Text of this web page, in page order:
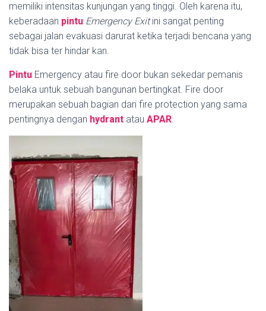
memiliki intensitas kunjungan yang tinggi. Oleh karena itu,
keberadaan pintu Emergency Exitini sangat penting
sebagai jalan evakuasi darurat ketika terjadi bencana yang
tidak bisa ter hindar kan.
Pintu Emergency atau fire door bukan sekedar pemanis
belaka untuk sebuah bangunan bertingkat. Fire door
merupakan sebuah bagian dari fire protection yang sama
pentingnya dengan hydrant atau APAR.